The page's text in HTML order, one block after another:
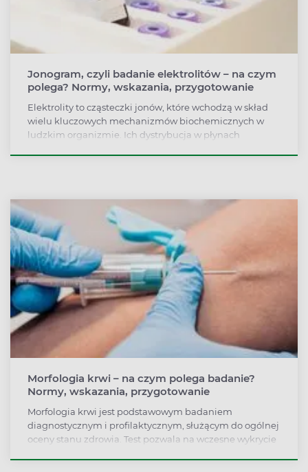
Jonogram, czyli badanie elektrolitów – na czym
polega? Normy, wskazania, przygotowanie
Elektrolity to cząsteczki jonów, które wchodzą w skład
wielu kluczowych mechanizmów biochemicznych w
ludzkim organizmie. Ich dystrybucja w płynach
biegunek i wymiotów, a także problemów nerkowych.
Morfologia krwi – na czym polega badanie?
Normy, wskazania, przygotowanie
Morfologia krwi jest podstawowym badaniem
diagnostycznym i profilaktycznym, służącym do ogólnej
oceny stanu zdrowia. Test pozwala na wczesne wykrycie